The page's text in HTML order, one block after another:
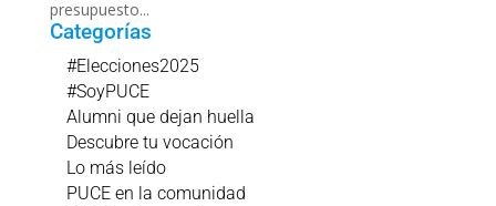
presupuesto...
Categorías
#Elecciones2025
#SoyPUCE
Alumni que dejan huella
Descubre tu vocación
Lo más leído
PUCE en la comunidad